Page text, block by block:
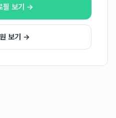
필 보기 →
보기 →